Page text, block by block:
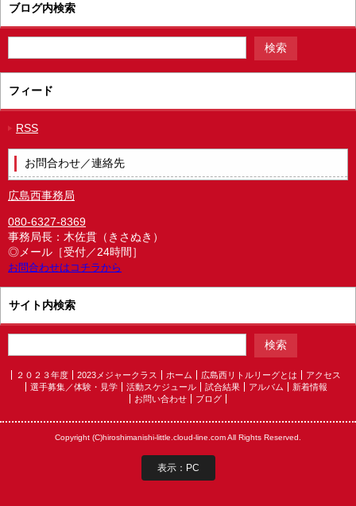
ブログ内検索
フィード
RSS
お問合わせ／連絡先
広島西事務局
080-6327-8369
事務局長：木佐貫（きさぬき）
◎メール［受付／24時間］
お問合わせはコチラから
サイト内検索
２０２３年度 2023メジャークラス ホーム 広島西リトルリーグとは
アクセス
選手募集／体験・見学
活動スケジュール 試合結果 アルバム
新着情報
お問い合わせ
ブログ
Copyright (C)hiroshimanishi-little.cloud-line.com All Rights Reserved.
表示：PC